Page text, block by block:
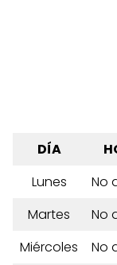
DÍA
Lunes
No
Martes
No
Miércoles
No